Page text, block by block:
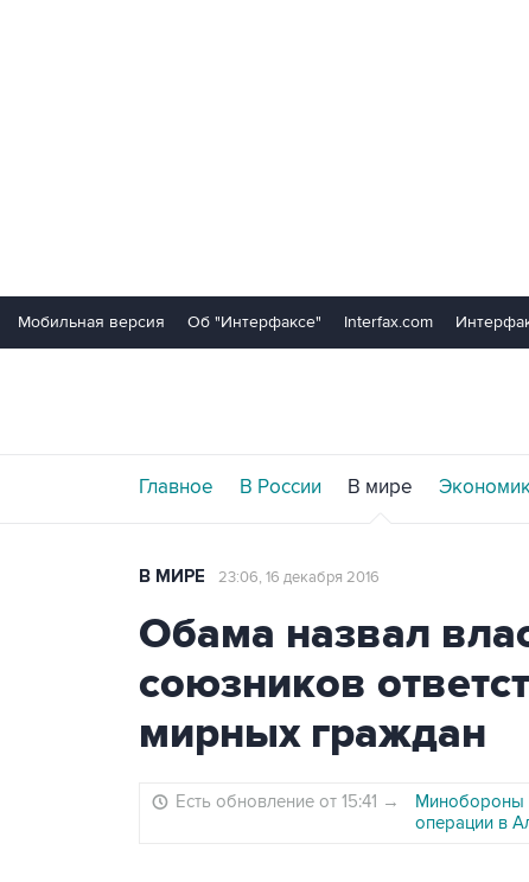
Мобильная версия Об "Интерфаксе" Interfax.com
Главное В России В мире
В МИРЕ 23:06, 16 декабря 2016
Обама назвал
союзников
мирных граждан
Есть обновление от 15:41 →
Минобороны
операции в